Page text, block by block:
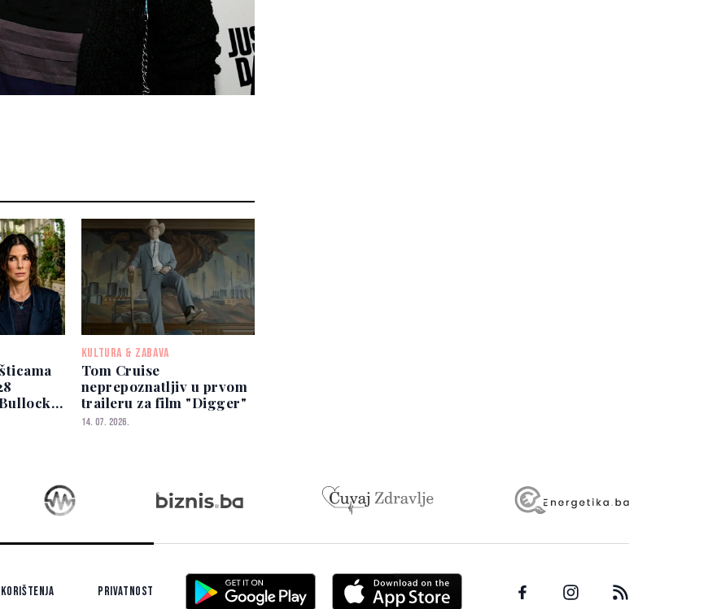
i
KULTURA & ZABAVA
Tom Cruise
neprepoznatljiv u prvom
traileru za film "Digger"
14. 07. 2026.
Privatnost